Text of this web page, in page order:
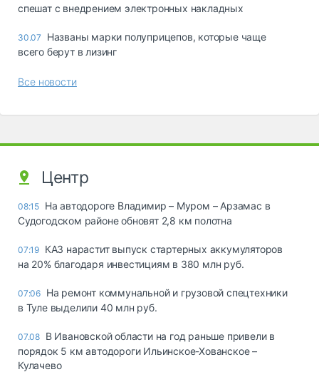
спешат с внедрением электронных накладных
30.07
Названы марки полуприцепов, которые чаще
всего берут в лизинг
Все новости
Центр
08:15 На автодороге Владимир – Муром – Арзамас в
Судогодском районе обновят 2,8 км полотна
07:19 КАЗ нарастит выпуск стартерных аккумуляторов
на 20% благодаря инвестициям в 380 млн руб.
07:06 На ремонт коммунальной и грузовой спецтехники
в Туле выделили 40 млн руб.
07.08 В Ивановской области на год раньше привели в
порядок 5 км автодороги Ильинское-Хованское –
Кулачево